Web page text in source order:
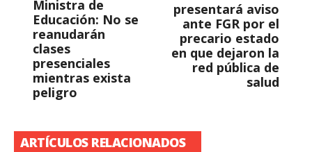
Ministra de
Educación: No se
reanudarán
clases
presenciales
mientras exista
peligro
presentará aviso
ante FGR por el
precario estado
en que dejaron la
red pública de
salud
ARTÍCULOS RELACIONADOS